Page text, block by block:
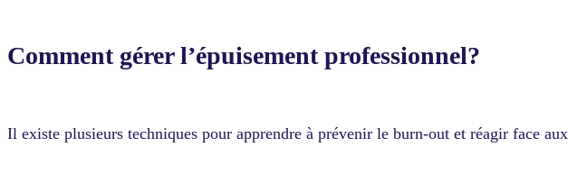
Comment gérer l’épuisement professionnel?
Il existe plusieurs techniques pour apprendre à prévenir le burn-out et réagir face